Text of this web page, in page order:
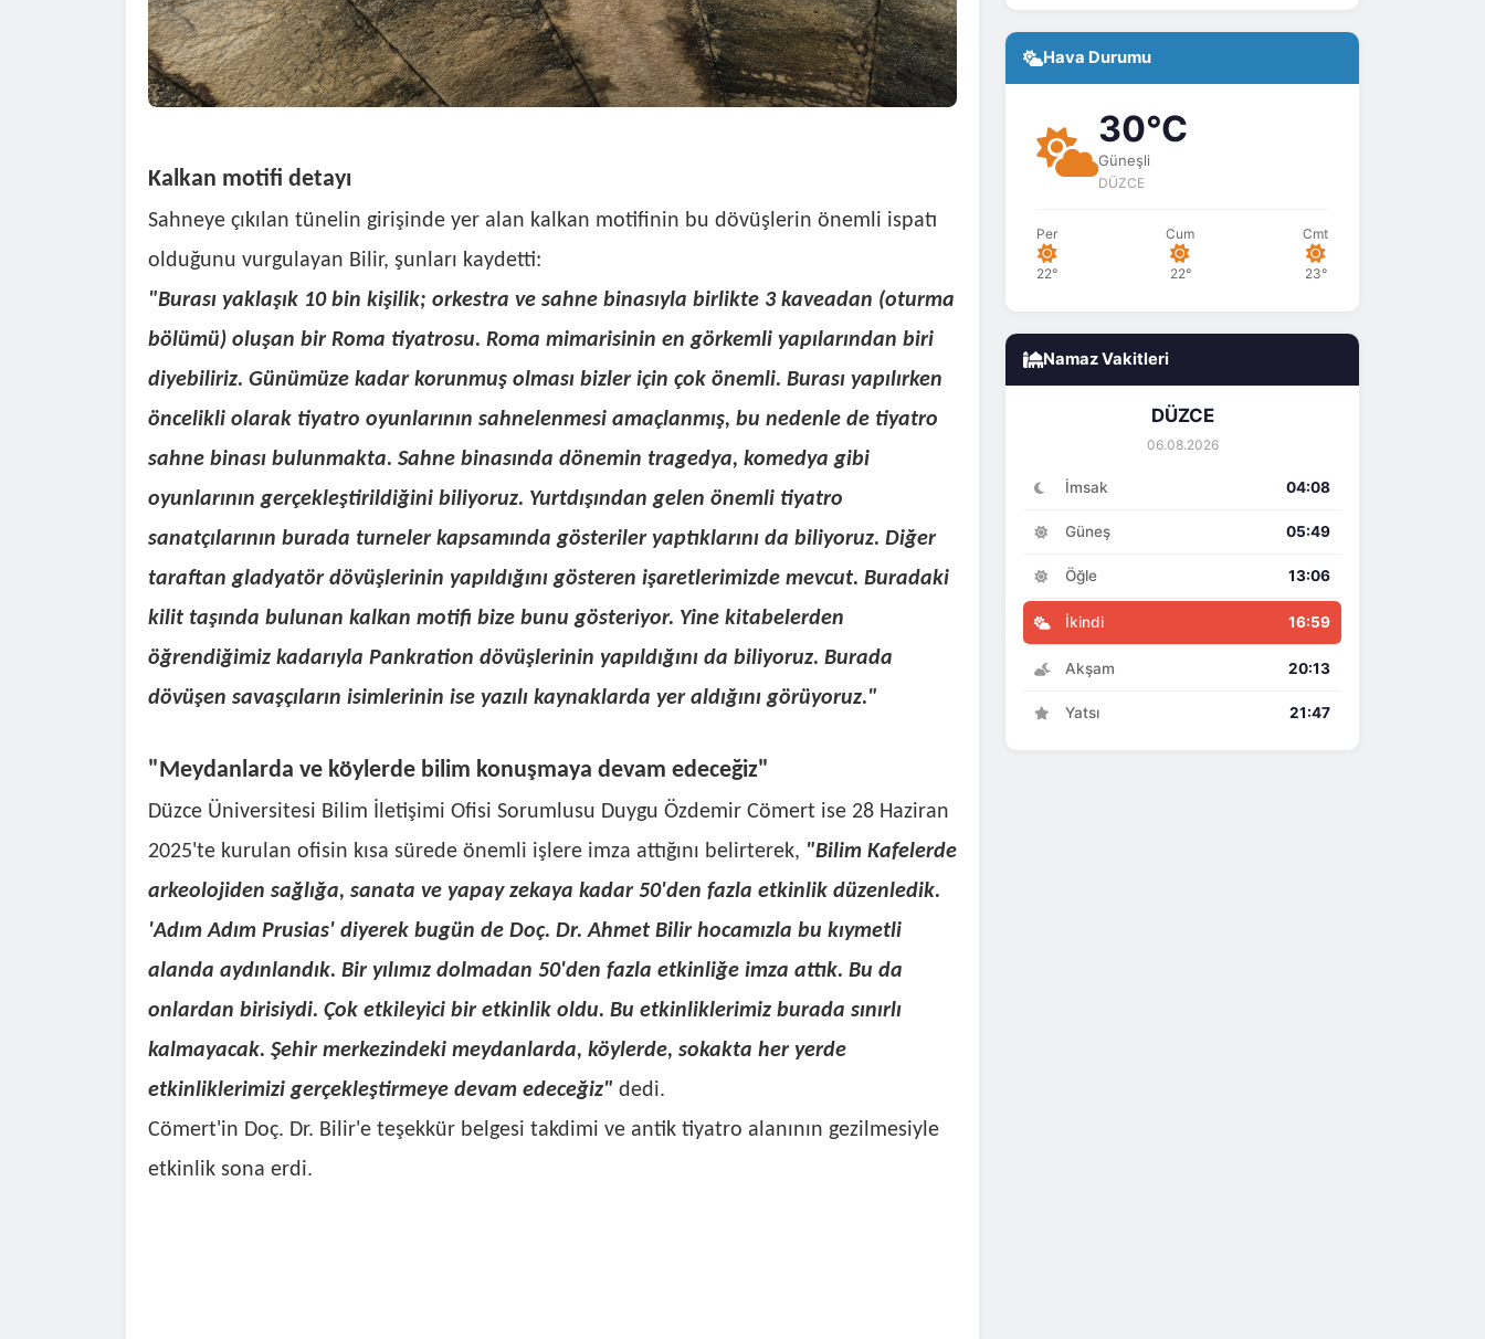
Kalkan motifi detayı
Sahneye çıkılan tünelin girişinde yer alan kalkan motifinin bu dövüşlerin önemli ispatı
olduğunu vurgulayan Bilir, şunları kaydetti:
"Burası yaklaşık 10 bin kişilik; orkestra ve sahne binasıyla birlikte 3 kaveadan (oturma
bölümü) oluşan bir Roma tiyatrosu. Roma mimarisinin en görkemli yapılarından biri
diyebiliriz. Günümüze kadar korunmuş olması bizler için çok önemli. Burası yapılırken
öncelikli olarak tiyatro oyunlarının sahnelenmesi amaçlanmış, bu nedenle de tiyatro
sahne binası bulunmakta. Sahne binasında dönemin tragedya, komedya gibi
oyunlarının gerçekleştirildiğini biliyoruz. Yurtdışından gelen önemli tiyatro
sanatçılarının burada turneler kapsamında gösteriler yaptıklarını da biliyoruz. Diğer
taraftan gladyatör dövüşlerinin yapıldığını gösteren işaretlerimizde mevcut. Buradaki
kilit taşında bulunan kalkan motifi bize bunu gösteriyor. Yine kitabelerden
öğrendiğimiz kadarıyla Pankration dövüşlerinin yapıldığını da biliyoruz. Burada
dövüşen savaşçıların isimlerinin ise yazılı kaynaklarda yer aldığını görüyoruz."
"Meydanlarda ve köylerde bilim konuşmaya devam edeceğiz"
Düzce Üniversitesi Bilim İletişimi Ofisi Sorumlusu Duygu Özdemir Cömert ise 28 Haziran
2025'te kurulan ofisin kısa sürede önemli işlere imza attığını belirterek, "Bilim Kafelerde
arkeolojiden sağlığa, sanata ve yapay zekaya kadar 50'den fazla etkinlik düzenledik.
'Adım Adım Prusias' diyerek bugün de Doç. Dr. Ahmet Bilir hocamızla bu kıymetli
alanda aydınlandık. Bir yılımız dolmadan 50'den fazla etkinliğe imza attık. Bu da
onlardan birisiydi. Çok etkileyici bir etkinlik oldu. Bu etkinliklerimiz burada sınırlı
kalmayacak. Şehir merkezindeki meydanlarda, köylerde, sokakta her yerde
etkinliklerimizi gerçekleştirmeye devam edeceğiz" dedi.
Cömert'in Doç. Dr. Bilir'e teşekkür belgesi takdimi ve antik tiyatro alanının gezilmesiyle
etkinlik sona erdi.
Hava Durumu
30°C
Güneşli
DÜZCE
Per
22°
Cum
22°
Cmt
23°
Namaz Vakitleri
DÜZCE
06.08.2026
İmsak 04:08
Güneş 05:49
Öğle 13:06
İkindi 16:59
Akşam 20:13
Yatsı 21:47